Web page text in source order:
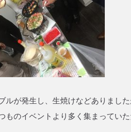
ルが発生し、生焼けなどありまし
ものイベントより多く集まってい